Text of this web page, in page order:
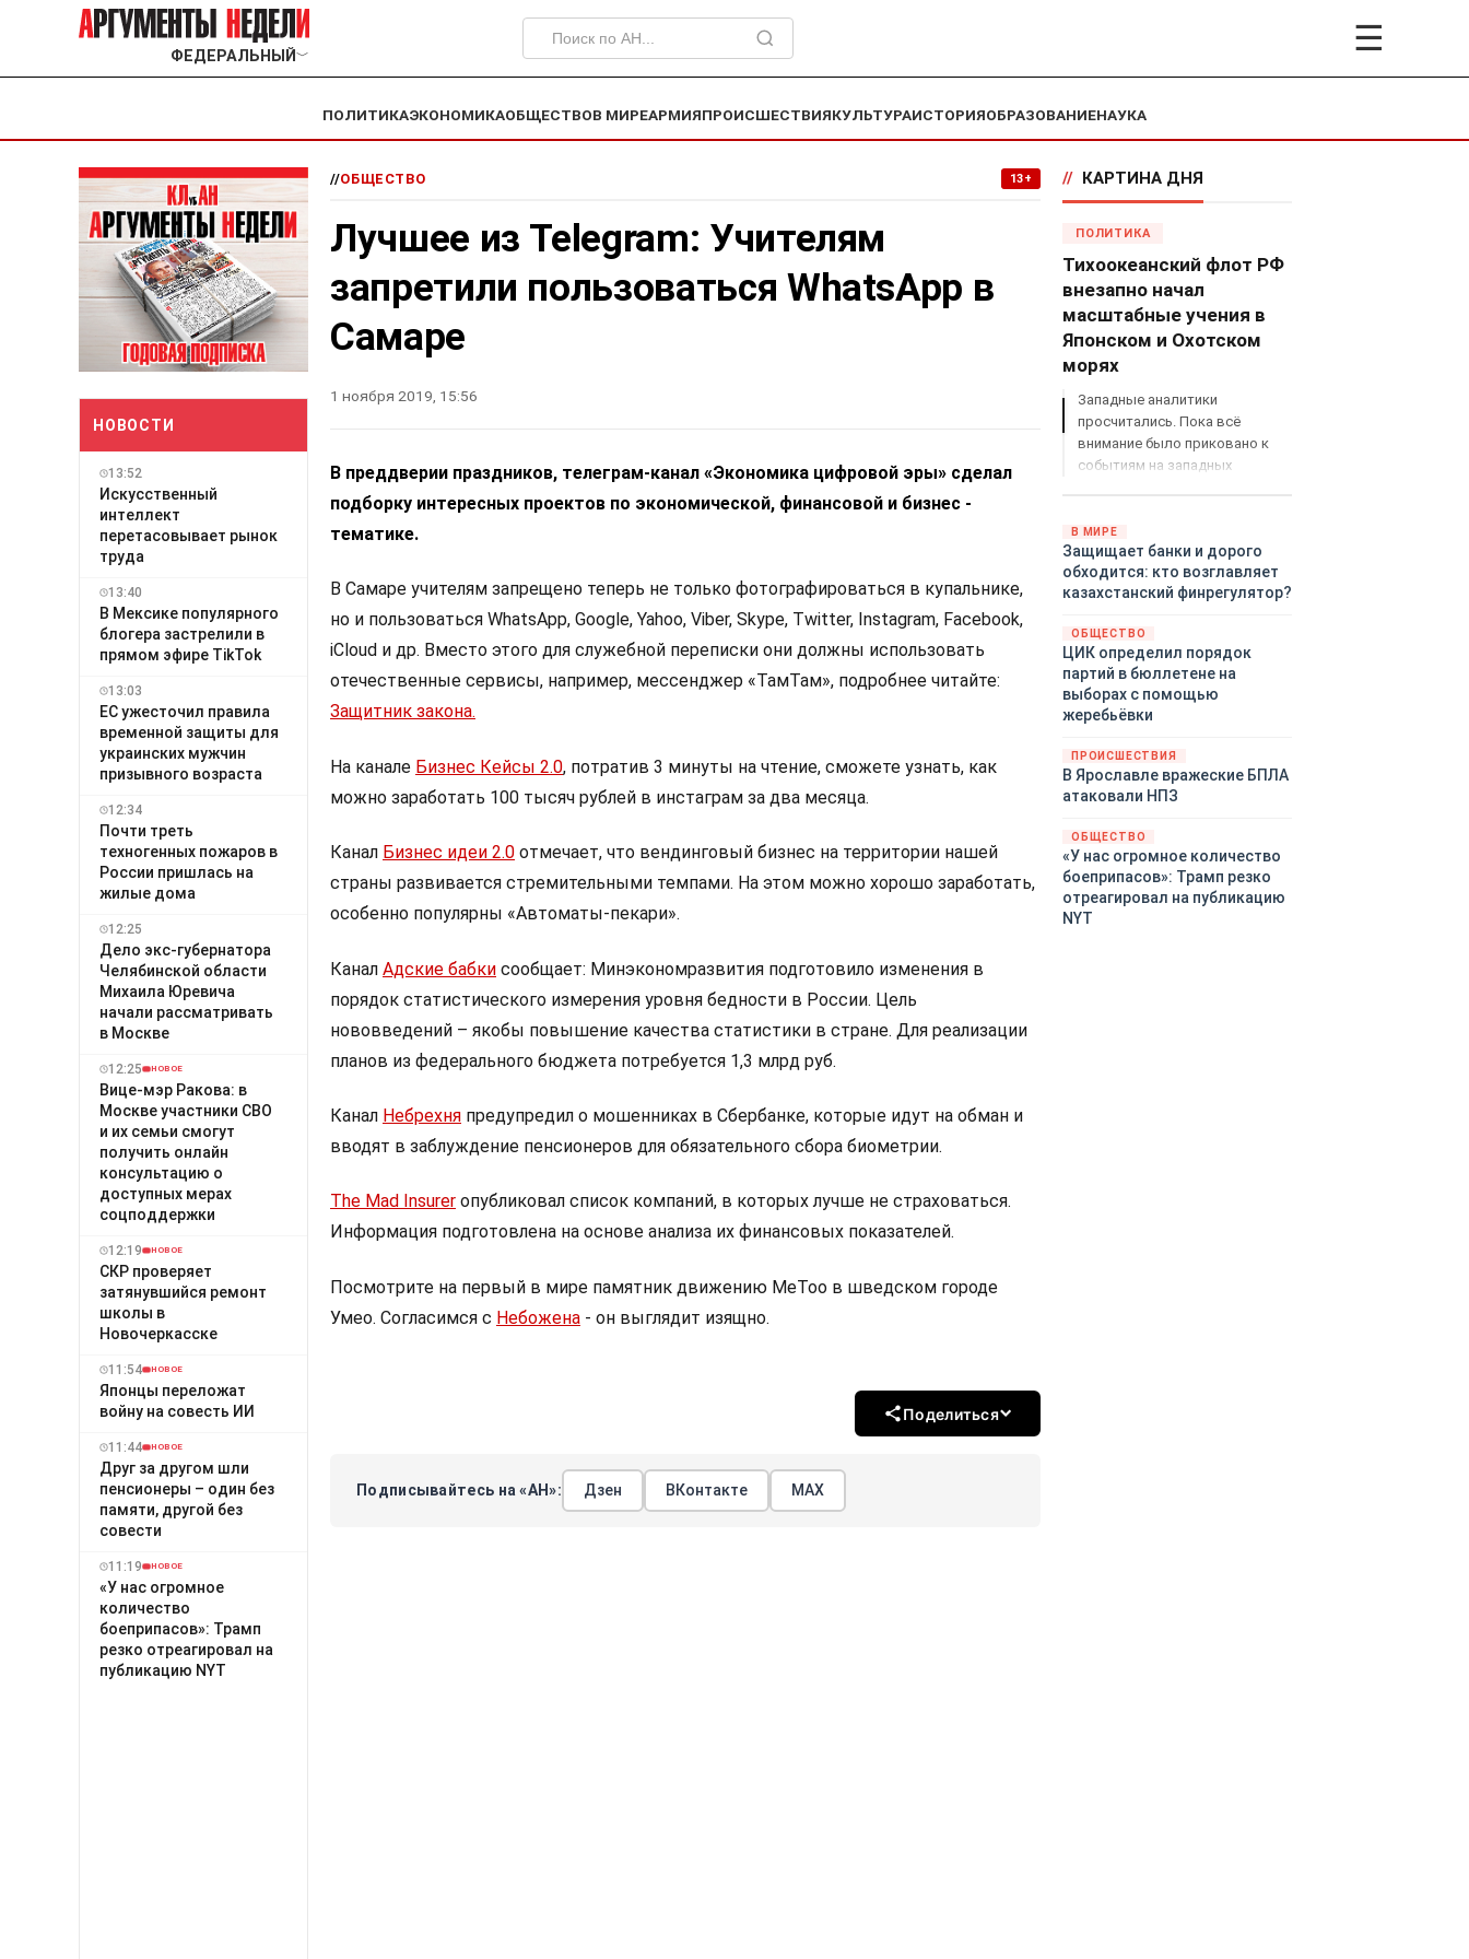
ФЕДЕРАЛЬНЫЙ ﹀ ☰
ПОЛИТИКАЭКОНОМИКАОБЩЕСТВОВ МИРЕАРМИЯПРОИСШЕСТВИЯКУЛЬТУРАИСТОРИЯОБРАЗОВАНИЕНАУКА
НОВОСТИ
13:52
Искусственный
интеллект
перетасовывает рынок
труда
13:40
В Мексике популярного
блогера застрелили в
прямом эфире TikTok
13:03
ЕС ужесточил правила
временной защиты для
украинских мужчин
призывного возраста
12:34
Почти треть
техногенных пожаров в
России пришлась на
жилые дома
12:25
Дело экс-губернатора
Челябинской области
Михаила Юревича
начали рассматривать
в Москве
12:25 НОВОЕ
Вице-мэр Ракова: в
Москве участники СВО
и их семьи смогут
получить онлайн
консультацию о
доступных мерах
соцподдержки
12:19 НОВОЕ
СКР проверяет
затянувшийся ремонт
школы в
Новочеркасске
11:54 НОВОЕ
Японцы переложат
войну на совесть ИИ
11:44 НОВОЕ
Друг за другом шли
пенсионеры – один без
памяти, другой без
совести
11:19 НОВОЕ
«У нас огромное
количество
боеприпасов»: Трамп
резко отреагировал на
публикацию NYT
//ОБЩЕСТВО 13+
Лучшее из Telegram: Учителям
запретили пользоваться WhatsApp в
Самаре
1 ноября 2019, 15:56
В преддверии праздников, телеграм-канал «Экономика цифровой эры» сделал
подборку интересных проектов по экономической, финансовой и бизнес -
тематике.
В Самаре учителям запрещено теперь не только фотографироваться в купальнике,
но и пользоваться WhatsApp, Google, Yahoo, Viber, Skype, Twitter, Instagram, Facebook,
iCloud и др. Вместо этого для служебной переписки они должны использовать
отечественные сервисы, например, мессенджер «ТамТам», подробнее читайте:
Защитник закона.
На канале Бизнес Кейсы 2.0, потратив 3 минуты на чтение, сможете узнать, как
можно заработать 100 тысяч рублей в инстаграм за два месяца.
Канал Бизнес идеи 2.0 отмечает, что вендинговый бизнес на территории нашей
страны развивается стремительными темпами. На этом можно хорошо заработать,
особенно популярны «Автоматы-пекари».
Канал Адские бабки сообщает: Минэкономразвития подготовило изменения в
порядок статистического измерения уровня бедности в России. Цель
нововведений – якобы повышение качества статистики в стране. Для реализации
планов из федерального бюджета потребуется 1,3 млрд руб.
Канал Небрехня предупредил о мошенниках в Сбербанке, которые идут на обман и
вводят в заблуждение пенсионеров для обязательного сбора биометрии.
The Mad Insurer опубликовал список компаний, в которых лучше не страховаться.
Информация подготовлена на основе анализа их финансовых показателей.
Посмотрите на первый в мире памятник движению MeToo в шведском городе
Умео. Согласимся с Небожена - он выглядит изящно.
Поделиться
Подписывайтесь на «АН»: Дзен ВКонтакте МАХ
// КАРТИНА ДНЯ
ПОЛИТИКА
Тихоокеанский флот РФ
внезапно начал
масштабные учения в
Японском и Охотском
морях
Западные аналитики
просчитались. Пока всё
внимание было приковано к
событиям на западных
демонстрацию силы на
Дальнем Востоке.
Тихоокеанский флот без
предупреждения развернул
задействовав около
шестидесяти кораблей,
десятки самолётов и больше
тринадцати тысяч
военнослужащих.
В МИРЕ
Защищает банки и дорого
обходится: кто возглавляет
казахстанский финрегулятор?
ОБЩЕСТВО
ЦИК определил порядок
партий в бюллетене на
выборах с помощью
жеребьёвки
ПРОИСШЕСТВИЯ
В Ярославле вражеские БПЛА
атаковали НПЗ
ОБЩЕСТВО
«У нас огромное количество
боеприпасов»: Трамп резко
отреагировал на публикацию
NYT